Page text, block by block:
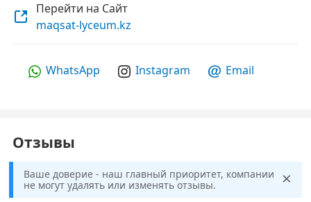
Перейти на Сайт
maqsat-lyceum.kz
WhatsApp Instagram Email
Отзывы
Ваше доверие - наш главный приоритет, компании
не могут удалять или изменять отзывы.
×